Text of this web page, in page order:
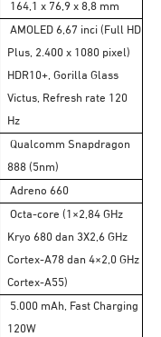
164,1 x 76,9 x 8,8 mm
AMOLED 6,67 inci (Full HD
Plus, 2.400 x 1080 pixel)
HDR10+, Gorilla Glass
Victus, Refresh rate 120
Hz
Qualcomm Snapdragon
888 (5nm)
Adreno 660
Octa-core (1×2,84 GHz
Kryo 680 dan 3X2,6 GHz
Cortex-A78 dan 4×2,0 GHz
Cortex-A55)
5.000 mAh, Fast Charging
120W